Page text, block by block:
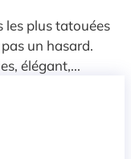
les plus tatouées
un hasard.
élégant,...